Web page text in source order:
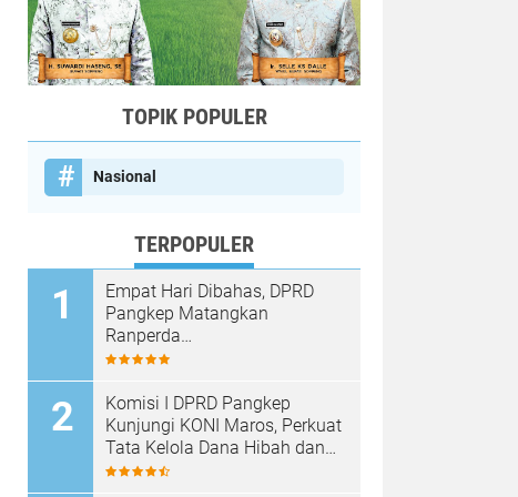
TOPIK POPULER
Nasional
TERPOPULER
Empat Hari Dibahas, DPRD
Pangkep Matangkan
Ranperda
Pertanggungjawaban APBD
Komisi I DPRD Pangkep
Kunjungi KONI Maros, Perkuat
Tata Kelola Dana Hibah dan
Pembinaan Olahraga